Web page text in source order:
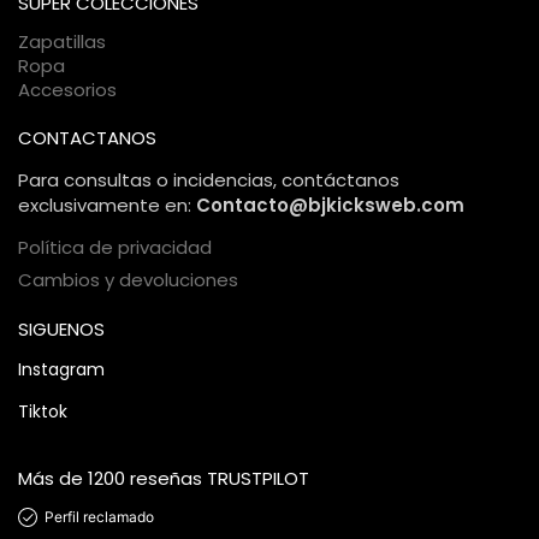
Zapatillas
Ropa
Accesorios
CONTACTANOS
Para consultas o incidencias, contáctanos
exclusivamente en: Contacto@bjkicksweb.com
Política de privacidad
Cambios y devoluciones
SIGUENOS
Instagram
Tiktok
Más de 1200 reseñas TRUSTPILOT
Perfil reclamado